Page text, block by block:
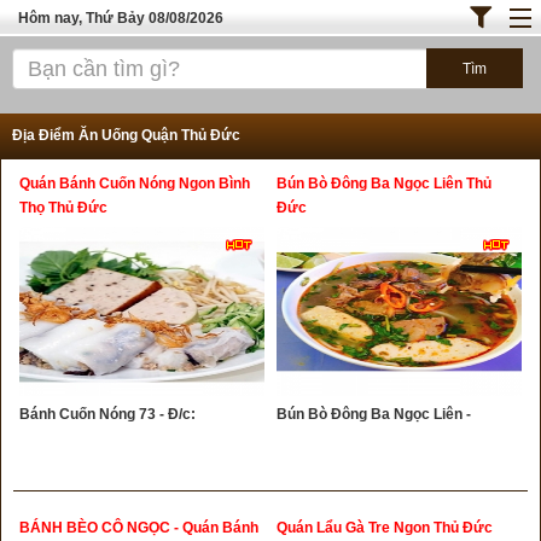
Hôm nay, Thứ Bảy 08/08/2026
Trang chủ
Bánh - Đồ Ăn Vặt
Thực Phẩm Nông Hải Sản
ĐỊA ĐIỂM ĂN UỐNG HÀ NỘI
Địa Điểm Ăn Uống Quận Thủ Đức
Quán Bánh Cuốn Nóng Ngon Bình
Thọ Thủ Đức
Bánh Cuốn Nóng 73 - Đ/c:
Bún Bò Đông Ba Ngọc Liên Thủ
Đức
Bún Bò Đông Ba Ngọc Liên -
BÁNH BÈO CÔ NGỌC - Quán Bánh Quán Lẩu Gà Tre Ngon Thủ Đức